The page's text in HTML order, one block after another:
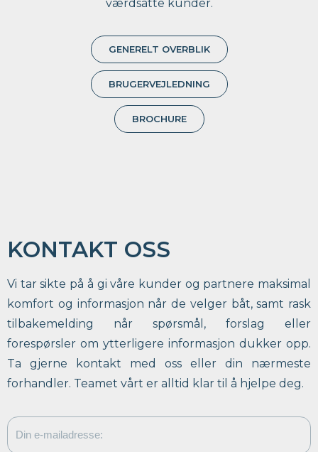
værdsatte kunder.
GENERELT OVERBLIK
BRUGERVEJLEDNING
BROCHURE
KONTAKT OSS
Vi tar sikte på å gi våre kunder og partnere maksimal
komfort og informasjon når de velger båt, samt rask
tilbakemelding når spørsmål, forslag eller
forespørsler om ytterligere informasjon dukker opp.
Ta gjerne kontakt med oss eller din nærmeste
forhandler. Teamet vårt er alltid klar til å hjelpe deg.